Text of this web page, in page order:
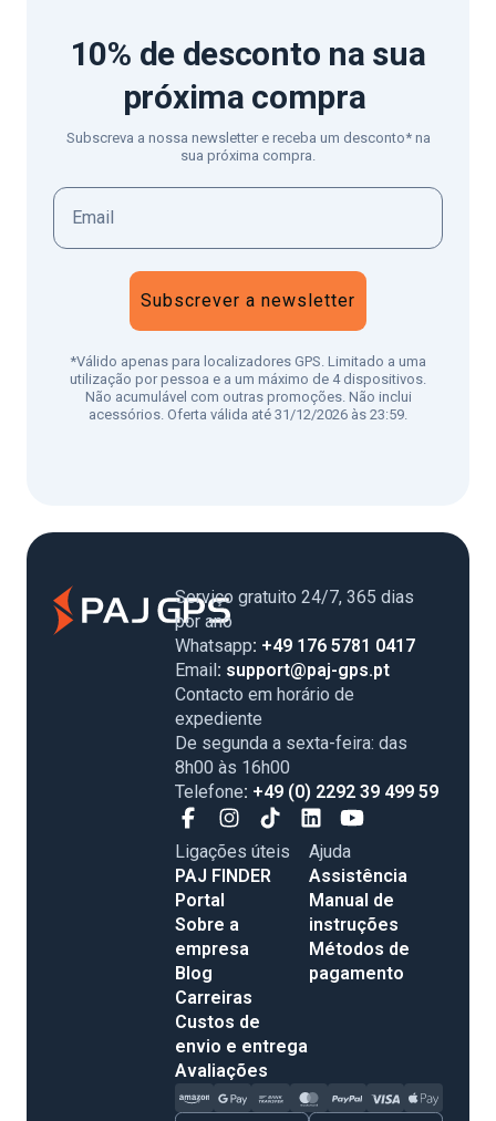
10% de desconto na sua
próxima compra
Subscreva a nossa newsletter e receba um desconto* na
sua próxima compra.
Subscrever a newsletter
*Válido apenas para localizadores GPS. Limitado a uma
utilização por pessoa e a um máximo de 4 dispositivos.
Não acumulável com outras promoções. Não inclui
acessórios. Oferta válida até 31/12/2026 às 23:59.
Serviço gratuito 24/7, 365 dias
por ano
Whatsapp: +49 176 5781 0417
Email: support@paj-gps.pt
Contacto em horário de
expediente
De segunda a sexta-feira: das
8h00 às 16h00
Telefone: +49 (0) 2292 39 499 59
Ligações úteis
PAJ FINDER
Portal
Sobre a
empresa
Blog
Carreiras
Custos de
envio e entrega
Avaliações
Ajuda
Assistência
Manual de
instruções
Métodos de
pagamento